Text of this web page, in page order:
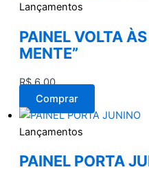
Lançamentos
PAINEL VOLTA
MENTE”
R$6,00
Comprar
Lançamentos
PAINEL PORTA